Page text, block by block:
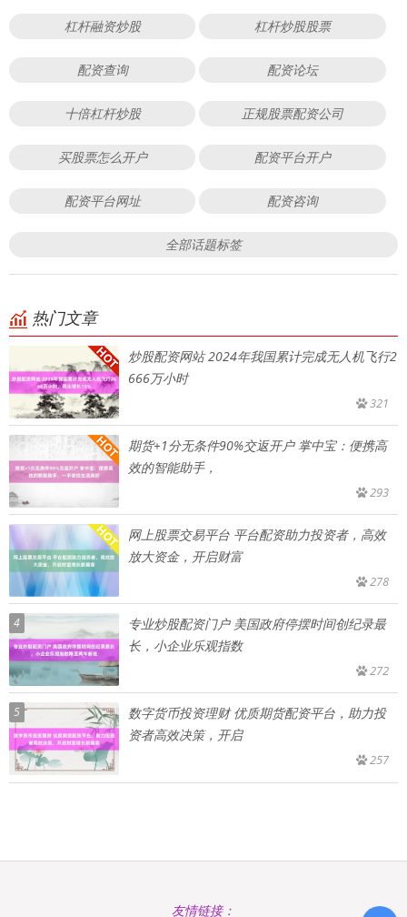
杠杆融资炒股 杠杆炒股股票
配资查询 配资论坛
十倍杠杆炒股 正规股票配资公司
买股票怎么开户 配资平台开户
配资平台网址 配资咨询
全部话题标签
热门文章
炒股配资网站 2024年我国累计完成无人机飞行2
666万小时
321
期货+1分无条件90%交返开户 掌中宝：便携高
效的智能助手，
293
网上股票交易平台 平台配资助力投资者，高效
放大资金，开启财富
278
4
专业炒股配资门户 美国政府停摆时间创纪录最
长，小企业乐观指数
272
5
数字货币投资理财 优质期货配资平台，助力投
资者高效决策，开启
257
友情链接：